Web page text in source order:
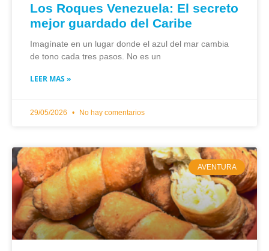
Los Roques Venezuela: El secreto
mejor guardado del Caribe
Imagínate en un lugar donde el azul del mar cambia
de tono cada tres pasos. No es un
LEER MAS »
29/05/2026 No hay comentarios
AVENTURA